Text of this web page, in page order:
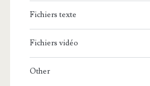
Fichiers texte
Fichiers vidéo
Other